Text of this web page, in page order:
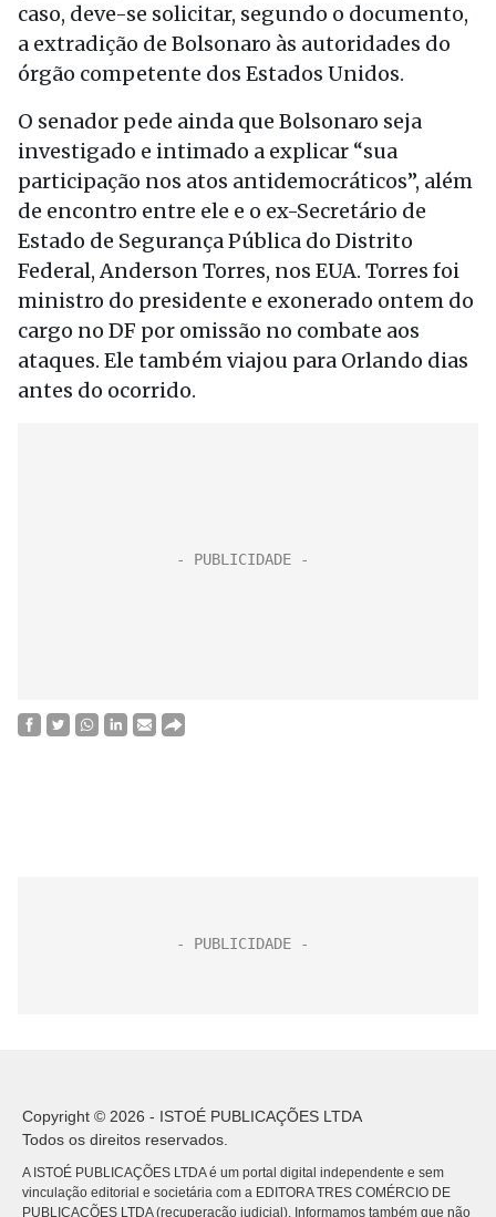
caso, deve-se solicitar, segundo o documento,
a extradição de Bolsonaro às autoridades do
órgão competente dos Estados Unidos.
O senador pede ainda que Bolsonaro seja
investigado e intimado a explicar “sua
participação nos atos antidemocráticos”, além
de encontro entre ele e o ex-Secretário de
Estado de Segurança Pública do Distrito
Federal, Anderson Torres, nos EUA. Torres foi
ministro do presidente e exonerado ontem do
cargo no DF por omissão no combate aos
ataques. Ele também viajou para Orlando dias
antes do ocorrido.
Copyright © 2026 - ISTOÉ PUBLICAÇÕES LTDA
Todos os direitos reservados.
A ISTOÉ PUBLICAÇÕES LTDA é um portal digital independente e sem
vinculação editorial e societária com a EDITORA TRES COMÉRCIO DE
PUBLICACÕES LTDA (recuperação judicial). Informamos também que não